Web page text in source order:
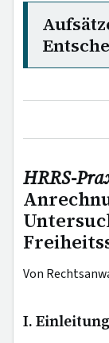
HRRS-
Von
I. Einleitung